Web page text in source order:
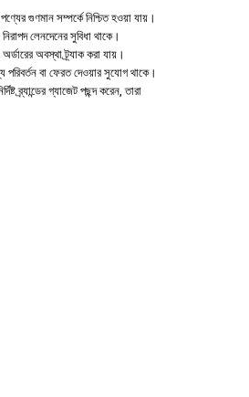
গুণমান সম্পর্কে নিশ্চিত হওয়া যায়।
লেনদেনের সুবিধা থাকে।
অবস্থা ট্র্যাক করা যায়।
বা ফেরত দেওয়ার সুযোগ থাকে।
গ্যাজেট পছন্দ করেন, তারা